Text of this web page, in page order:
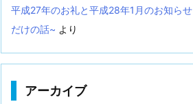
平成27年のお礼と平成28年1月のお知らせ
だけの話~ より
アーカイブ